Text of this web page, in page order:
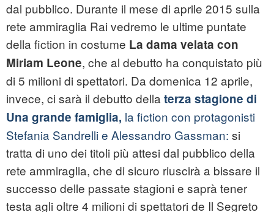
dal pubblico. Durante il mese di aprile 2015 sulla
rete ammiraglia Rai vedremo le ultime puntate
della fiction in costume La dama velata con
Miriam Leone, che al debutto ha conquistato più
di 5 milioni di spettatori. Da domenica 12 aprile,
invece, ci sarà il debutto della terza stagione di
Una grande famiglia, la fiction con protagonisti
Stefania Sandrelli e Alessandro Gassman: si
tratta di uno dei titoli più attesi dal pubblico della
rete ammiraglia, che di sicuro riuscirà a bissare il
successo delle passate stagioni e saprà tener
testa agli oltre 4 milioni di spettatori de Il Segreto